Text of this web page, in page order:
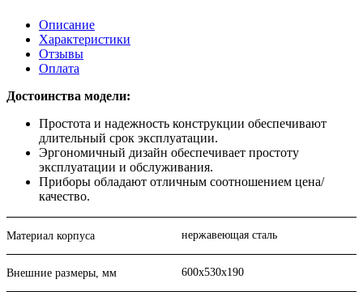
Описание
Характеристики
Отзывы
Оплата
Достоинства модели:
Простота и надежность конструкции обеспечивают
длительный срок эксплуатации.
Эргономичный дизайн обеспечивает простоту
эксплуатации и обслуживания.
Приборы обладают отличным соотношением цена/
качество.
Материал корпуса нержавеющая сталь
Внешние размеры, мм 600х530х190